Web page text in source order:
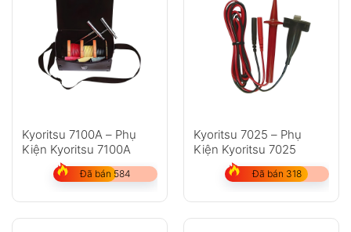
Kyoritsu 7100A – Phụ
Kiện Kyoritsu 7100A
Đã bán 584
Kyoritsu 7025 – Phụ
Kiện Kyoritsu 7025
Đã bán 318